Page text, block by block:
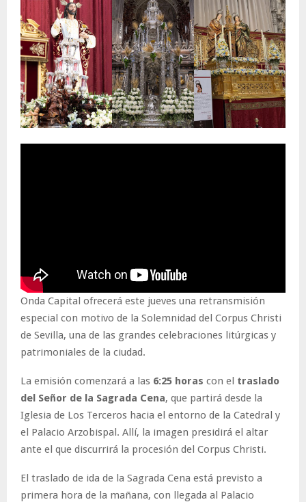
Onda Capital ofrecerá este jueves una retransmisión
especial con motivo de la Solemnidad del Corpus Christi
de Sevilla, una de las grandes celebraciones litúrgicas y
patrimoniales de la ciudad.
La emisión comenzará a las 6:25 horas con el traslado
del Señor de la Sagrada Cena, que partirá desde la
Iglesia de Los Terceros hacia el entorno de la Catedral y
el Palacio Arzobispal. Allí, la imagen presidirá el altar
ante el que discurrirá la procesión del Corpus Christi.
El traslado de ida de la Sagrada Cena está previsto a
primera hora de la mañana, con llegada al Palacio